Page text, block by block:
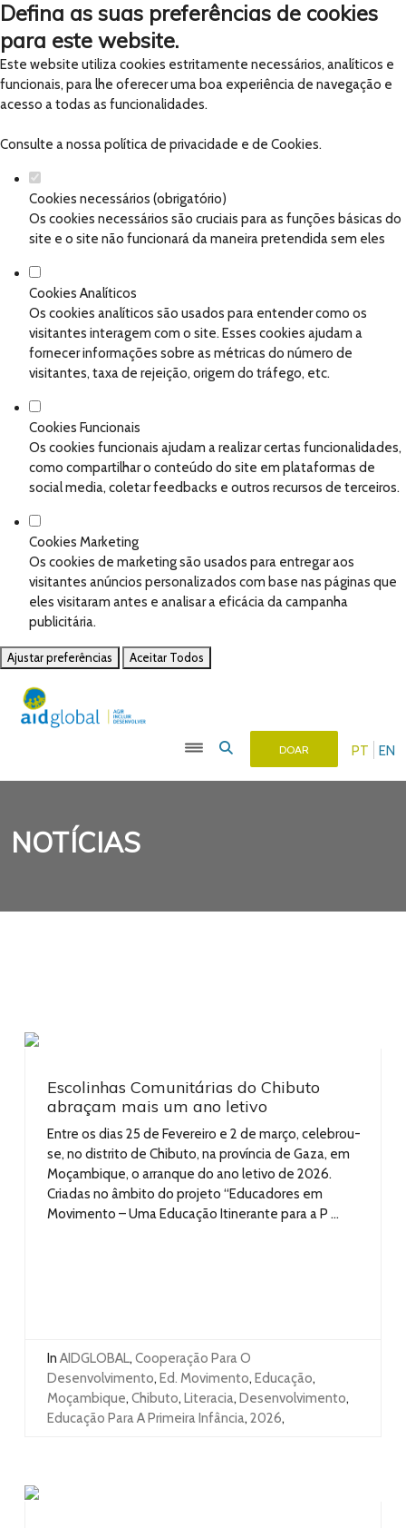
Defina as suas preferências de cookies
para este website.
Este website utiliza cookies estritamente necessários, analíticos e
funcionais, para lhe oferecer uma boa experiência de navegação e
acesso a todas as funcionalidades.
Consulte a nossapolítica de privacidade e de Cookies.
Cookies necessários (obrigatório)
Os cookies necessários são cruciais para as funções básicas do
site e o site não funcionará da maneira pretendida sem eles
Cookies Analíticos
Os cookies analíticos são usados para entender como os
visitantes interagem com o site. Esses cookies ajudam a
fornecer informações sobre as métricas do número de
visitantes, taxa de rejeição, origem do tráfego, etc.
Cookies Funcionais
Os cookies funcionais ajudam a realizar certas funcionalidades,
como compartilhar o conteúdo do site em plataformas de
social media, coletar feedbacks e outros recursos de terceiros.
Cookies Marketing
Os cookies de marketing são usados para entregar aos
visitantes anúncios personalizados com base nas páginas que
eles visitaram antes e analisar a eficácia da campanha
publicitária.
Ajustar preferências Aceitar Todos
PT EN
DOAR
NOTÍCIAS
Escolinhas Comunitárias do Chibuto
abraçam mais um ano letivo
Entre os dias 25 de Fevereiro e 2 de março, celebrou-
se, no distrito de Chibuto, na província de Gaza, em
Moçambique, o arranque do ano letivo de 2026.
Criadas no âmbito do projeto “Educadores em
Movimento – Uma Educação Itinerante para a P ...
In AIDGLOBAL, Cooperação Para O
Desenvolvimento, Ed. Movimento, Educação,
Moçambique, Chibuto, Literacia, Desenvolvimento,
Educação Para A Primeira Infância, 2026,